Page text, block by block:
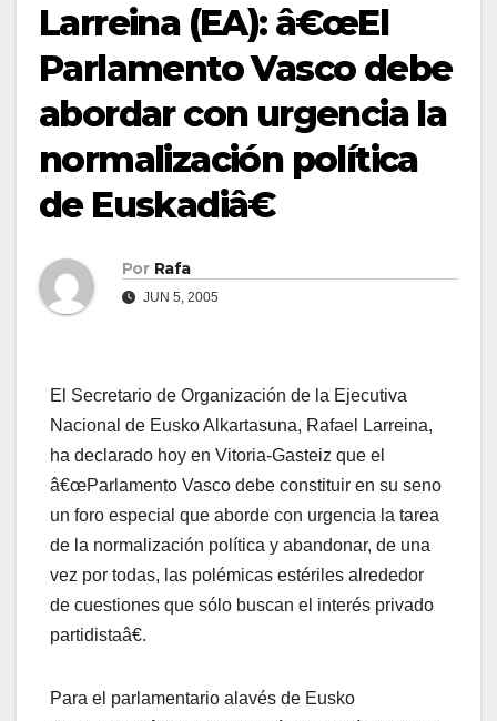
Larreina (EA): â€œEl
Parlamento Vasco debe
abordar con urgencia la
normalización polí­tica
de Euskadiâ€
Por Rafa
JUN 5, 2005
El Secretario de Organización de la Ejecutiva
Nacional de Eusko Alkartasuna, Rafael Larreina,
ha declarado hoy en Vitoria-Gasteiz que el
â€œParlamento Vasco debe constituir en su seno
un foro especial que aborde con urgencia la tarea
de la normalización polí­tica y abandonar, de una
vez por todas, las polémicas estériles alrededor
de cuestiones que sólo buscan el interés privado
partidistaâ€.
Para el parlamentario alavés de Eusko